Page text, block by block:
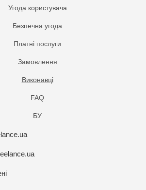
Угода користувача
Безпечна угода
Платнi послуги
Замовлення
Виконавці
FAQ
БУ